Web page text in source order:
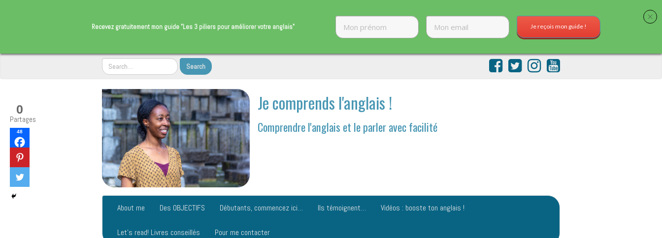
Je comprends l'anglais !
Comprendre l'anglais et le parler avec facilité
About me Des OBJECTIFS Débutants, commencez ici… Ils témoignent… Vidéos : booste ton anglais !
Let’s read! Livres conseillés Pour me contacter
0
Partages
48
​Recevez gratuitement mon guide "Les 3 piliers pour améliorer ​votre anglais" Je reçois mon guide !